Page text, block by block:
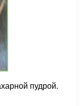
пудрой.